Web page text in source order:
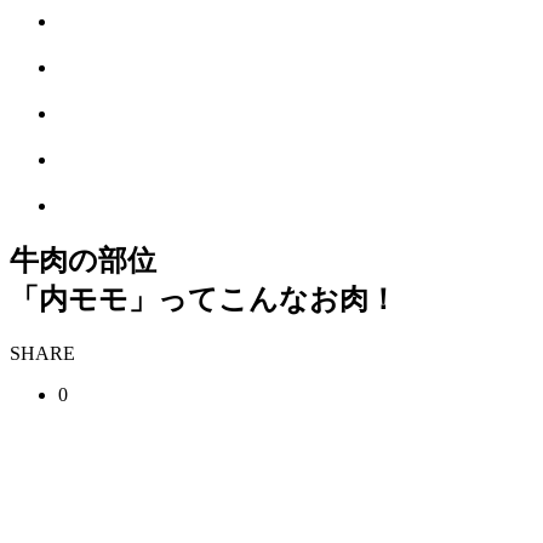
牛肉の部位
「内モモ」ってこんなお肉！
SHARE
0